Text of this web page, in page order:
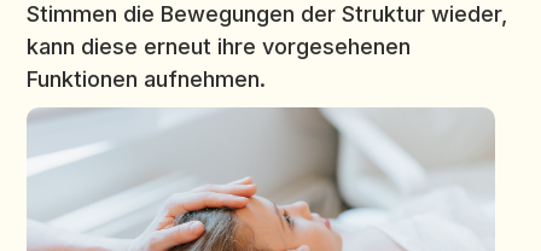
Stimmen die Bewegungen der Struktur wieder,
kann diese erneut ihre vorgesehenen
Funktionen aufnehmen.